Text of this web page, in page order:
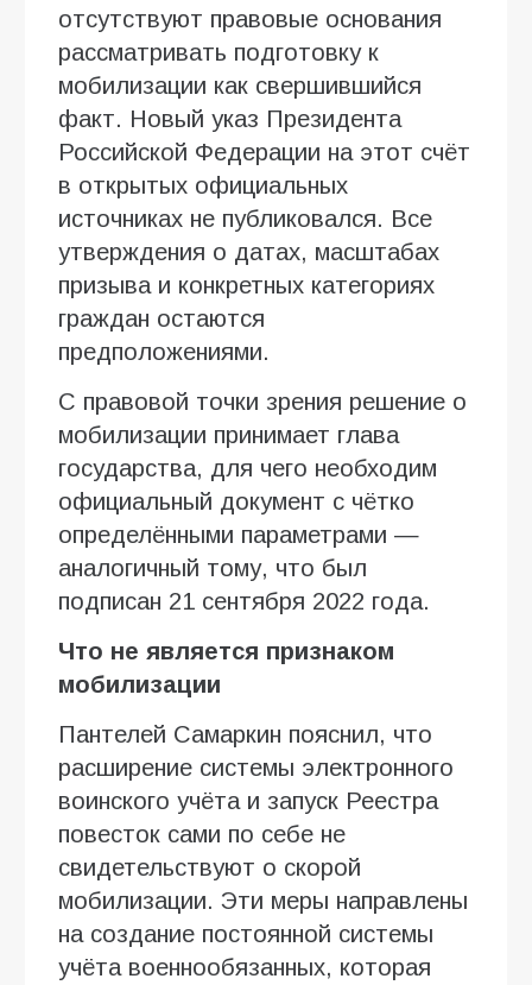
отсутствуют правовые основания
рассматривать подготовку к
мобилизации как свершившийся
факт. Новый указ Президента
Российской Федерации на этот счёт
в открытых официальных
источниках не публиковался. Все
утверждения о датах, масштабах
призыва и конкретных категориях
граждан остаются
предположениями.
С правовой точки зрения решение о
мобилизации принимает глава
государства, для чего необходим
официальный документ с чётко
определёнными параметрами —
аналогичный тому, что был
подписан 21 сентября 2022 года.
Что не является признаком
мобилизации
Пантелей Самаркин пояснил, что
расширение системы электронного
воинского учёта и запуск Реестра
повесток сами по себе не
свидетельствуют о скорой
мобилизации. Эти меры направлены
на создание постоянной системы
учёта военнообязанных, которая